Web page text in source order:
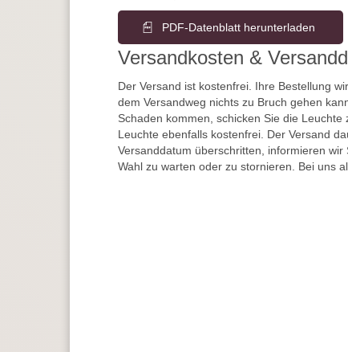
PDF-Datenblatt herunterladen
Versandkosten &
Der Versand ist kostenfrei. Ihre Bestellung
dem Versandweg nichts zu Bruch gehen
Schaden kommen, schicken Sie die Leuchte
Leuchte ebenfalls kostenfrei. Der Versand
Versanddatum überschritten, informieren
Wahl zu warten oder zu stornieren. Bei uns